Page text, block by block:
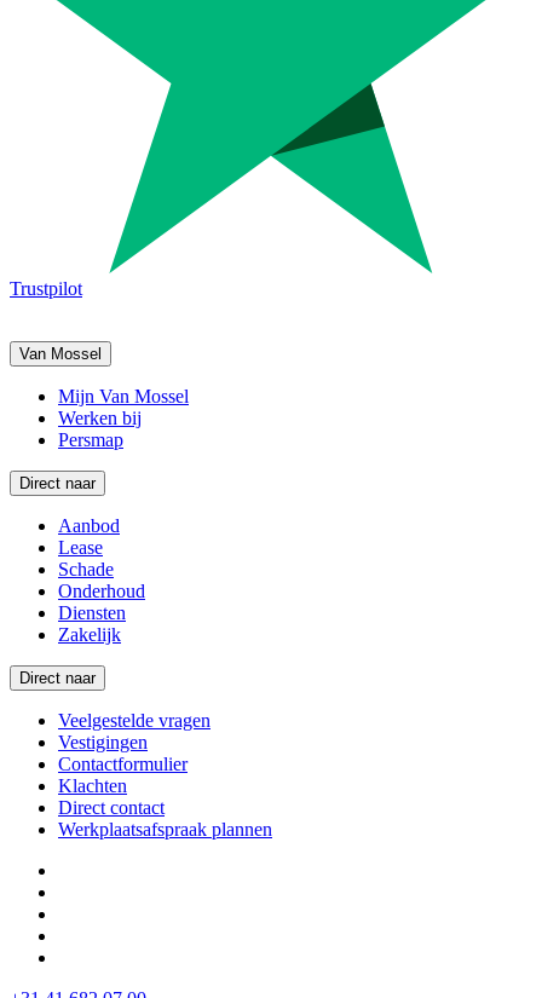
Trustpilot
Van Mossel
Mijn Van Mossel
Werken bij
Persmap
Direct naar
Aanbod
Lease
Schade
Onderhoud
Diensten
Zakelijk
Direct naar
Veelgestelde vragen
Vestigingen
Contactformulier
Klachten
Direct contact
Werkplaatsafspraak plannen